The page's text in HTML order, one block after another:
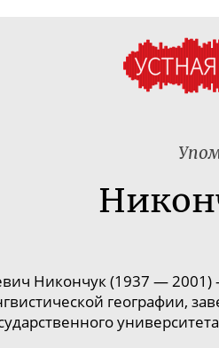
Никончук (1937 — 2001)
географии,